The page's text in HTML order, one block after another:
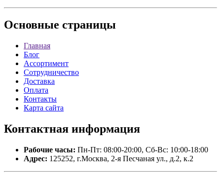
Основные страницы
Главная
Блог
Ассортимент
Сотрудничество
Доставка
Оплата
Контакты
Карта сайта
Контактная информация
Рабочие часы: Пн-Пт: 08:00-20:00, Сб-Вс: 10:00-18:00
Адрес: 125252, г.Москва, 2-я Песчаная ул., д.2, к.2